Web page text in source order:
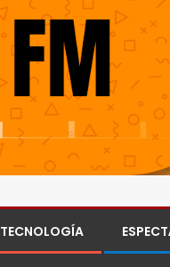
TECNOLOGÍA